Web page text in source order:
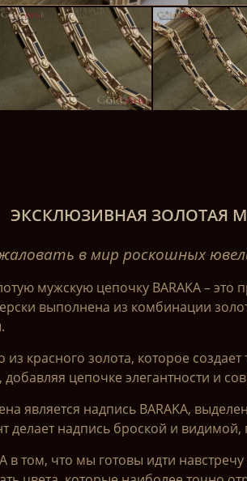
ЭКСКЛЮЗИВНАЯ ЗОЛОТАЯ
в мир роскошных
мужскую цепочку BARAKA – это
выполнена из комбинации
красного золота, которое
цепочке элегантности и
является надпись BARAKA,
делает надпись броской и
в том, что мы готовы идти